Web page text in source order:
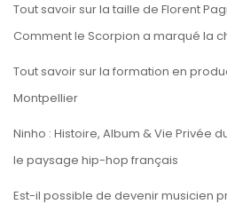
Tout savoir sur la taille de Florent
Comment le Scorpion a marqué la
Tout savoir sur la formation en
Montpellier
Ninho : Histoire, Album & Vie Privée
le paysage hip-hop français
Est-il possible de devenir musicien